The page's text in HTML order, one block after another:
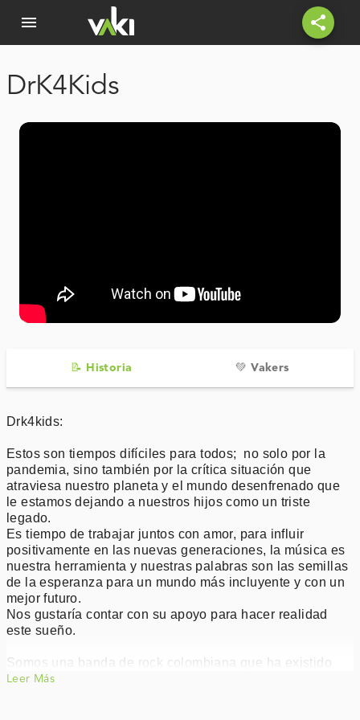
menu share
DrK4Kids
📝 Historia 💚 Vakers
Drk4kids:
Estos son tiempos difíciles para todos; no solo por la
pandemia, sino también por la crítica situación que
atraviesa nuestro planeta y el mundo desenfrenado que
le estamos dejando a nuestros hijos como un triste
legado.
Es tiempo de trabajar juntos con amor, para influir
positivamente en las nuevas generaciones, la música es
nuestra herramienta y nuestras palabras son las semillas
de la esperanza para un mundo más incluyente y con un
mejor futuro.
Nos gustaría contar con su apoyo para hacer realidad
este sueño.
Somos una banda de rock colombiana que ha existido
por más de 20 años, además ahora somos padres y es
Leer Más